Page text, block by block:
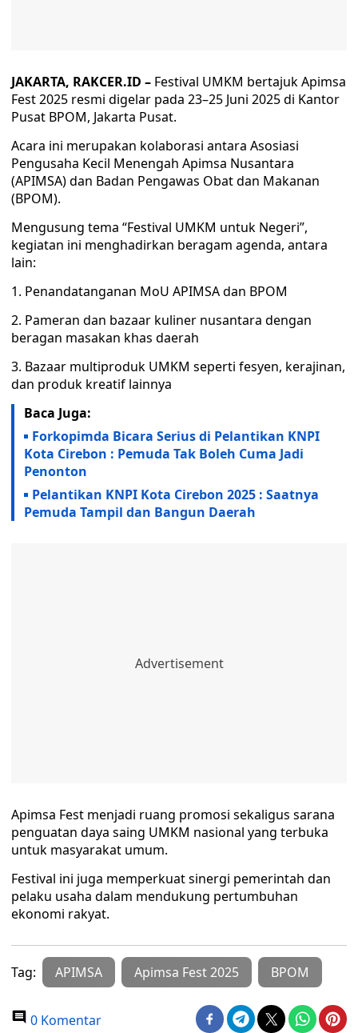
JAKARTA, RAKCER.ID – Festival UMKM bertajuk Apimsa
Fest 2025 resmi digelar pada 23–25 Juni 2025 di Kantor
Pusat BPOM, Jakarta Pusat.
Acara ini merupakan kolaborasi antara Asosiasi
Pengusaha Kecil Menengah Apimsa Nusantara
(APIMSA) dan Badan Pengawas Obat dan Makanan
(BPOM).
Mengusung tema “Festival UMKM untuk Negeri”,
kegiatan ini menghadirkan beragam agenda, antara
lain:
1. Penandatanganan MoU APIMSA dan BPOM
2. Pameran dan bazaar kuliner nusantara dengan
beragan masakan khas daerah
3. Bazaar multiproduk UMKM seperti fesyen, kerajinan,
dan produk kreatif lainnya
Baca Juga:
Forkopimda Bicara Serius di Pelantikan KNPI
Kota Cirebon : Pemuda Tak Boleh Cuma Jadi
Penonton
Pelantikan KNPI Kota Cirebon 2025 : Saatnya
Pemuda Tampil dan Bangun Daerah
Apimsa Fest menjadi ruang promosi sekaligus sarana
penguatan daya saing UMKM nasional yang terbuka
untuk masyarakat umum.
Festival ini juga memperkuat sinergi pemerintah dan
pelaku usaha dalam mendukung pertumbuhan
ekonomi rakyat.
Tag: APIMSA Apimsa Fest 2025 BPOM
0 Komentar